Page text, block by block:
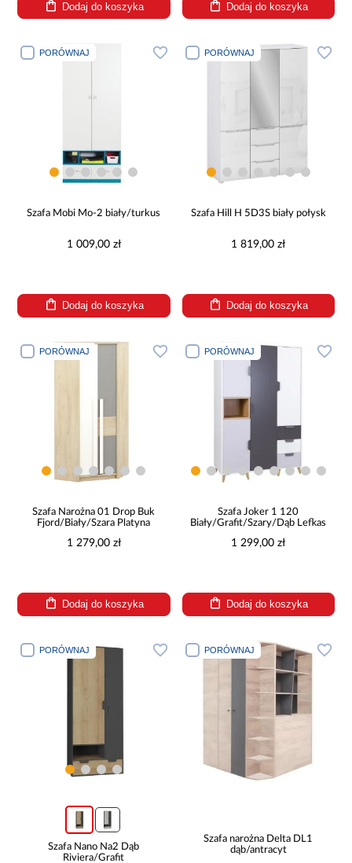
Dodaj do koszyka Dodaj do koszyka
PORÓWNAJ
Szafa Mobi Mo-2 biały/turkus
1 009,00 zł
Dodaj do koszyka
PORÓWNAJ
Szafa Hill H 5D3S biały połysk
1 819,00 zł
Dodaj do koszyka
PORÓWNAJ
Szafa Narożna 01 Drop Buk
Fjord/Biały/Szara Platyna
1 279,00 zł
Dodaj do koszyka
PORÓWNAJ
Szafa Joker 1 120
Biały/Grafit/Szary/Dąb Lefkas
1 299,00 zł
Dodaj do koszyka
PORÓWNAJ
Szafa Nano Na2 Dąb
Riviera/Grafit
PORÓWNAJ
Szafa narożna Delta DL1
dąb/antracyt